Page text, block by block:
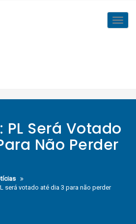
PL Será Votado
Não Perder
será votado até dia 3 para não perder